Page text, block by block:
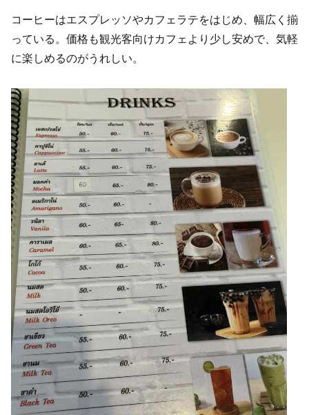
コーヒーはエスプレッソやカフェラテをはじめ、幅広く揃
っている。価格も観光客向けカフェより少し安めで、気軽
に楽しめるのがうれしい。